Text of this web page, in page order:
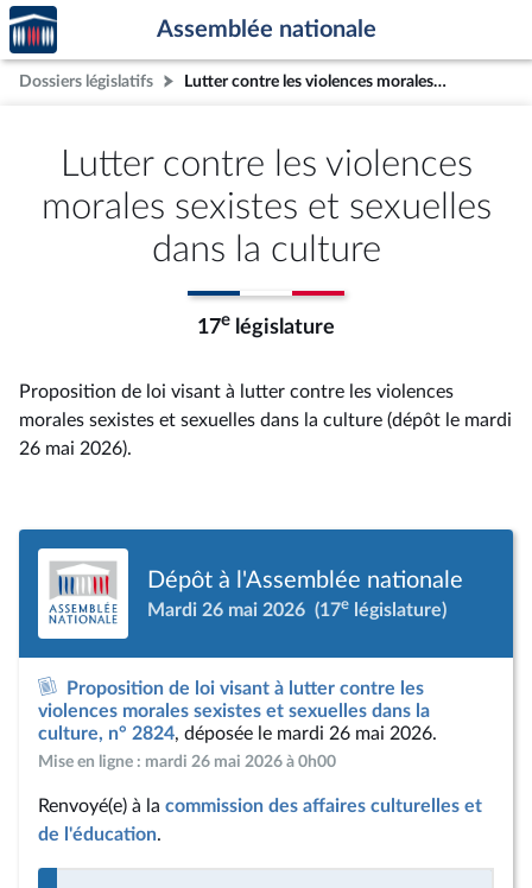
Aller au contenu
Aller en bas de la page
Accèder
à la
page
d'accueil
Assemblée nationale
Dossiers législatifs Lutter contre les violences morales sexistes et sexuelles dans la culture
Lutter contre les violences
morales sexistes et sexuelles
dans la culture
17e législature
Proposition de loi visant à lutter contre les violences
morales sexistes et sexuelles dans la culture (dépôt le mardi
26 mai 2026).
Dépôt à l'Assemblée nationale
Mardi 26 mai 2026 (17e législature)
Proposition de loi visant à lutter contre les
violences morales sexistes et sexuelles dans la
culture, n° 2824, déposée le mardi 26 mai 2026.
Mise en ligne : mardi 26 mai 2026 à 0h00
Renvoyé(e) à la commission des affaires culturelles et
de l'éducation.